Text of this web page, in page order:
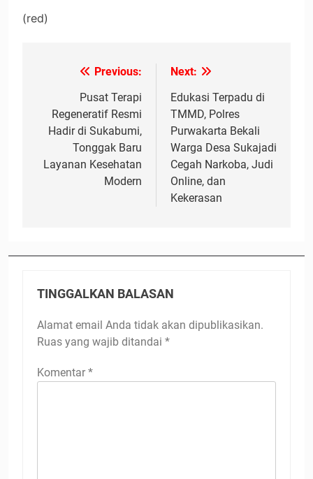
(red)
NavigasiPrevious:
Pusat Terapi
Regeneratif Resmi
Hadir di Sukabumi,
Tonggak Baru
Layanan Kesehatan
Modern
Next:
Edukasi Terpadu di
TMMD, Polres
Purwakarta Bekali
Warga Desa Sukajadi
Cegah Narkoba, Judi
Online, dan
Kekerasan
TINGGALKAN BALASAN
Alamat email Anda tidak akan dipublikasikan.
Ruas yang wajib ditandai *
Komentar *